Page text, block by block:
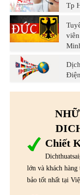
Tp
Chiết
lớn và khách
bảo tốt nhất tại